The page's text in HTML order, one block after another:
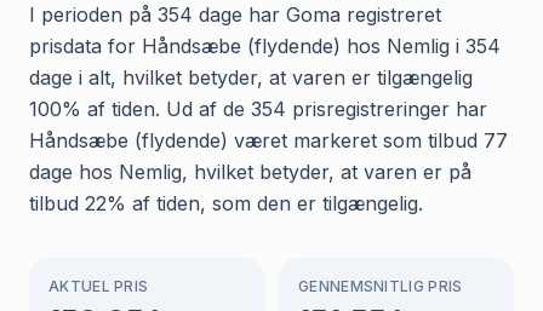
I perioden på 354 dage har Goma registreret
prisdata for Håndsæbe (flydende) hos Nemlig i 354
dage i alt, hvilket betyder, at varen er tilgængelig
100% af tiden. Ud af de 354 prisregistreringer har
Håndsæbe (flydende) været markeret som tilbud 77
dage hos Nemlig, hvilket betyder, at varen er på
tilbud 22% af tiden, som den er tilgængelig.
AKTUEL PRIS GENNEMSNITLIG PRIS